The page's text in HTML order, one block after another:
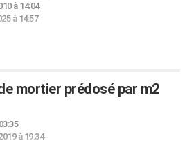
à 14:04
à 14:57
mortier prédosé par m2
à 19:34